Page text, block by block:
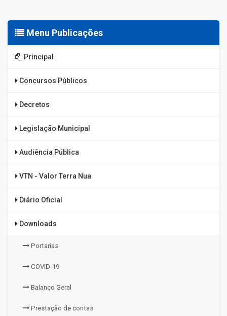
Menu Publicações
Principal
Concursos Públicos
Decretos
Legislação Municipal
Audiência Pública
VTN - Valor Terra Nua
Diário Oficial
Downloads
Portarias
COVID-19
Balanço Geral
Prestação de contas